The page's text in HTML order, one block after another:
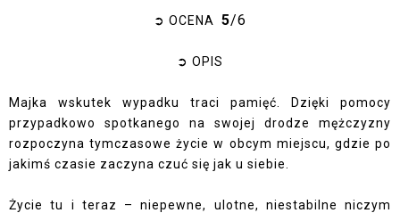
➲ OCENA 5/6
➲ OPIS
Majka wskutek wypadku traci pamięć. Dzięki pomocy
przypadkowo spotkanego na swojej drodze mężczyzny
rozpoczyna tymczasowe życie w obcym miejscu, gdzie po
jakimś czasie zaczyna czuć się jak u siebie.
Życie tu i teraz – niepewne, ulotne, niestabilne niczym